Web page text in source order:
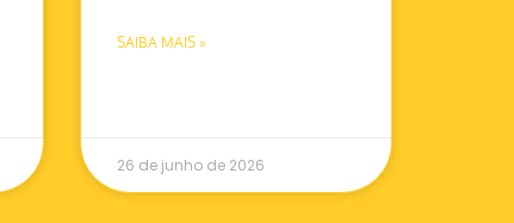
SAIBA MAIS »
26 de junho de 2026